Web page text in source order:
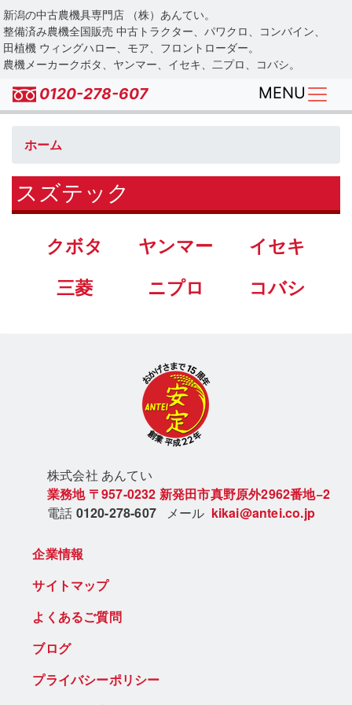
Skip
to
main
content
新潟の中古農機具専門店 （株）あんてい。
整備済み農機全国販売 中古トラクター、パワクロ、コンバイン、
田植機 ウィングハロー、モア、フロントローダー。
農機メーカークボタ、ヤンマー、イセキ、二プロ、コバシ。
0120-278-607 MENU
ホーム
スズテック
クボタ ヤンマー
イセキ
三菱
ニプロ コバシ
株式会社 あんてい
業務地 〒957-0232 新発田市真野原外2962番地−2
電話 0120-278-607 メール kikai@antei.co.jp
企業情報
サイトマップ
よくあるご質問
ブログ
プライバシーポリシー